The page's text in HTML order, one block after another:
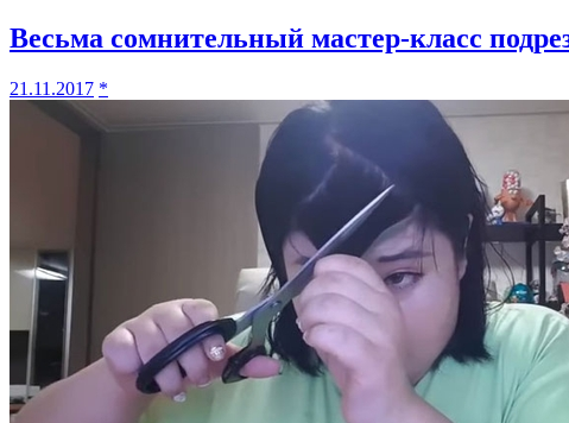
Весьма сомнительный мастер-класс
21.11.2017 *